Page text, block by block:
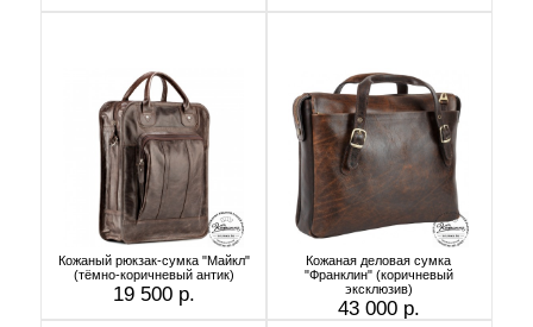
Кожаный рюкзак-сумка "Майкл"
(тёмно-коричневый антик)
19 500 р.
Кожаная деловая сумка
"Франклин" (коричневый
эксклюзив)
43 000 р.